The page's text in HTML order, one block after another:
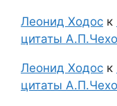
Леонид Ходос к
цитаты
Леонид Ходос к
цитаты